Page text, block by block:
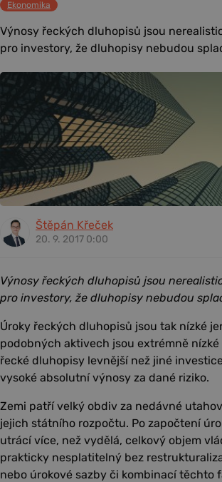
Ekonomika
Výnosy řeckých dluhopisů jsou
pro investory, že dluhopisy nebudou
Štěpán Křeček
20. 9. 2017 0:00
Výnosy řeckých dluhopisů jsou
pro investory, že dluhopisy nebudou
Úroky řeckých dluhopisů jsou tak nízké
podobných aktivech jsou extrémně
řecké dluhopisy levnější než jiné
vysoké absolutní výnosy za dané riziko.
Zemi patří velký obdiv za nedávné
jejich státního rozpočtu. Po započtení
utrácí více, než vydělá, celkový objem
prakticky nesplatitelný bez
nebo úrokové sazby či kombinací těchto